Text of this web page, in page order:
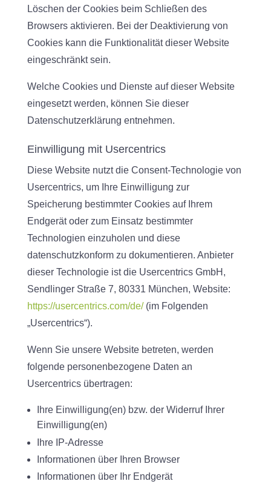
Löschen der Cookies beim Schließen des
Browsers aktivieren. Bei der Deaktivierung von
Cookies kann die Funktionalität dieser Website
eingeschränkt sein.
Welche Cookies und Dienste auf dieser Website
eingesetzt werden, können Sie dieser
Datenschutzerklärung entnehmen.
Einwilligung mit Usercentrics
Diese Website nutzt die Consent-Technologie von
Usercentrics, um Ihre Einwilligung zur
Speicherung bestimmter Cookies auf Ihrem
Endgerät oder zum Einsatz bestimmter
Technologien einzuholen und diese
datenschutzkonform zu dokumentieren. Anbieter
dieser Technologie ist die Usercentrics GmbH,
Sendlinger Straße 7, 80331 München, Website:
https://usercentrics.com/de/(im Folgenden
„Usercentrics“).
Wenn Sie unsere Website betreten, werden
folgende personenbezogene Daten an
Usercentrics übertragen:
Ihre Einwilligung(en) bzw. der Widerruf Ihrer
Einwilligung(en)
Ihre IP-Adresse
Informationen über Ihren Browser
Informationen über Ihr Endgerät